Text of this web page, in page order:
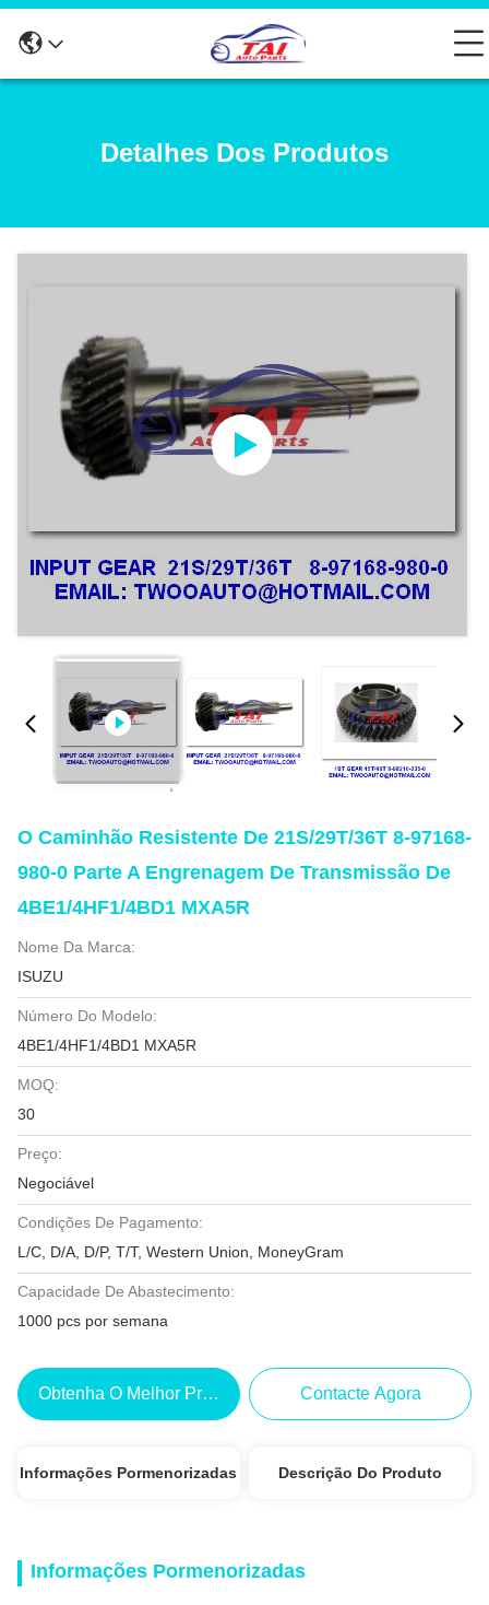
Detalhes Dos Produtos
O Caminhão Resistente De 21S/29T/36T 8-97168-
980-0 Parte A Engrenagem De Transmissão De
4BE1/4HF1/4BD1 MXA5R
Nome Da Marca:
ISUZU
Número Do Modelo:
4BE1/4HF1/4BD1 MXA5R
MOQ:
30
Preço:
Negociável
Condições De Pagamento:
L/C, D/A, D/P, T/T, Western Union, MoneyGram
Capacidade De Abastecimento:
1000 pcs por semana
Obtenha O Melhor Preço Contacte Agora
Informações Pormenorizadas Descrição Do Produto
Informações Pormenorizadas